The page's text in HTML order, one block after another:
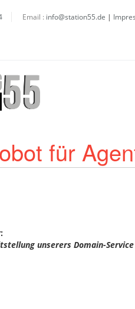
Email : info@station55.de |
für
unserers Domain-Service